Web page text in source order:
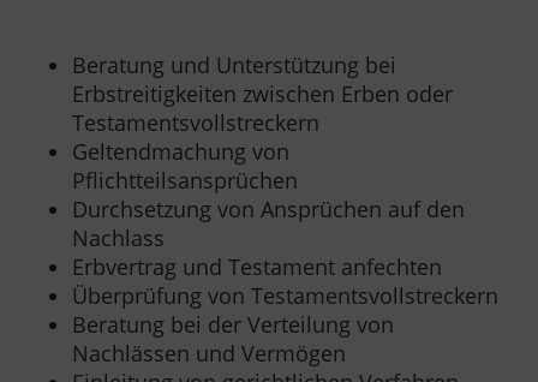
Beratung und Unterstützung bei
Erbstreitigkeiten zwischen Erben oder
Testamentsvollstreckern
Geltendmachung von
Pflichtteilsansprüchen
Durchsetzung von Ansprüchen auf den
Nachlass
Erbvertrag und Testament anfechten
Überprüfung von Testamentsvollstreckern
Beratung bei der Verteilung von
Nachlässen und Vermögen